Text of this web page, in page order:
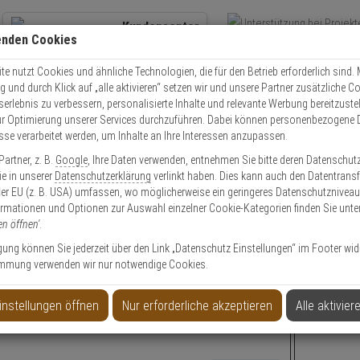
Kundencenter
Kontaktservice nutzen
Mo. - Do.: 8:00 - 16:30 Fr. 8:00 - 14:00 Uhr
Kameras
V WHITE IP-Kamera 3MPx PoE IP66 IK10 AXIS
Cookies
nutzt Cookies und ähnliche Technologien, die für den Betrieb erforderlich sind.
und durch Klick auf „alle aktivieren“ setzen wir und unsere Partner zusätzliche
zu verbessern, personalisierte Inhalte und relevante Werbung
Optimierung unserer Services durchzuführen. Dabei können personenbezogene
verarbeitet werden, um Inhalte an Ihre Interessen anzupassen.
z. B. Google , Ihre Daten verwenden, entnehmen Sie bitte deren
in unserer Datenschutzerklärung verlinkt haben. Dies kann auch den
EU (z. B. USA) umfassen, wo möglicherweise ein geringeres Datenschutzniveau
und Optionen zur Auswahl einzelner Cookie-Kategorien finden Sie
öffnen'.
können Sie jederzeit über den Link „Datenschutz Einstellungen“ im Footer
verwenden wir nur notwendige Cookies.
öffnen Nur erforderliche akzeptieren Alle